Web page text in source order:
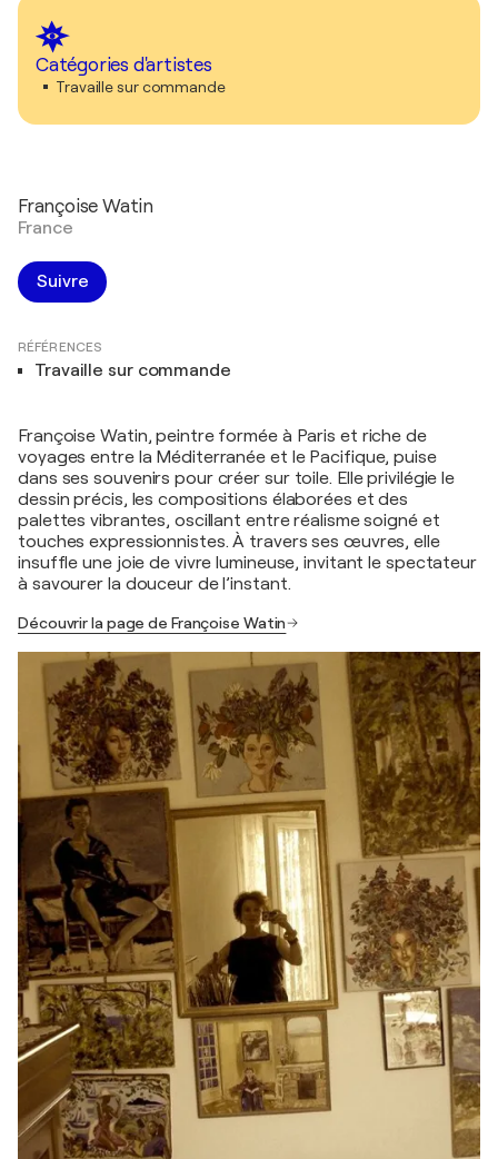
Catégories d'artistes
Travaille sur commande
Françoise Watin
France
Suivre
RÉFÉRENCES
Travaille sur commande
Françoise Watin, peintre formée à Paris et riche de
voyages entre la Méditerranée et le Pacifique, puise
dans ses souvenirs pour créer sur toile. Elle privilégie le
dessin précis, les compositions élaborées et des
palettes vibrantes, oscillant entre réalisme soigné et
touches expressionnistes. À travers ses œuvres, elle
insuffle une joie de vivre lumineuse, invitant le spectateur
à savourer la douceur de l’instant.
Découvrir la page de Françoise Watin